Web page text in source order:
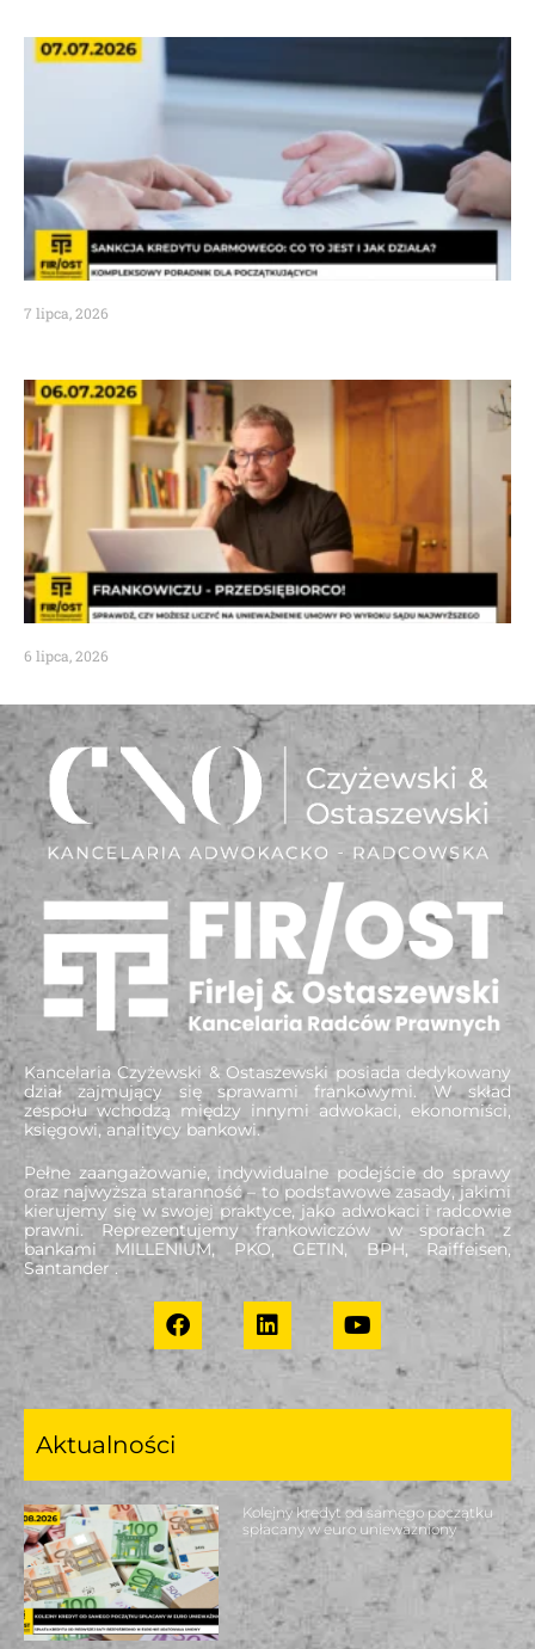
7 lipca, 2026
6 lipca, 2026
Kancelaria Czyżewski & Ostaszewski posiada dedykowany
dział zajmujący się sprawami frankowymi. W skład
zespołu wchodzą między innymi adwokaci, ekonomiści,
księgowi, analitycy bankowi.
Pełne zaangażowanie, indywidualne podejście do sprawy
oraz najwyższa staranność – to podstawowe zasady, jakimi
kierujemy się w swojej praktyce, jako adwokaci i radcowie
prawni. Reprezentujemy frankowiczów w sporach z
bankami MILLENIUM, PKO, GETIN, BPH, Raiffeisen,
Santander .
Aktualności
Kolejny kredyt od samego początku
spłacany w euro unieważniony